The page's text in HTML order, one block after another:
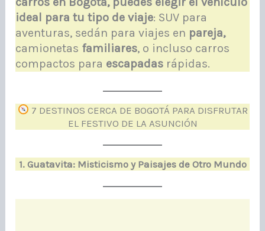
ideal para tu tipo de viaje: SUV para
aventuras, sedán para viajes en pareja,
camionetas familiares, o incluso carros
compactos para escapadas rápidas.
7 DESTINOS CERCA DE BOGOTÁ PARA DISFRUTAR
EL FESTIVO DE LA ASUNCIÓN
1. Guatavita: Misticismo y Paisajes de Otro Mundo